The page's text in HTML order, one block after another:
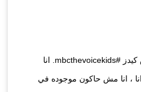
اعلان مهم عن ذا فويس كيدز #mbcthevoicekids. انا
، انا مش حاكون موجوده في